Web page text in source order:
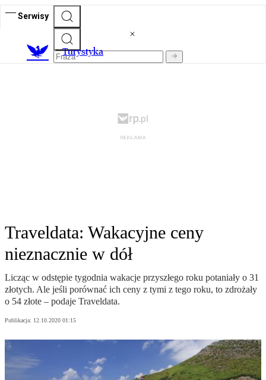
Serwisy
Turystyka
Traveldata: Wakacyjne ceny
nieznacznie w dół
Licząc w odstępie tygodnia wakacje przyszłego roku potaniały o 31
złotych. Ale jeśli porównać ich ceny z tymi z tego roku, to zdrożały
o 54 złote – podaje Traveldata.
Publikacja: 12.10.2020 01:15